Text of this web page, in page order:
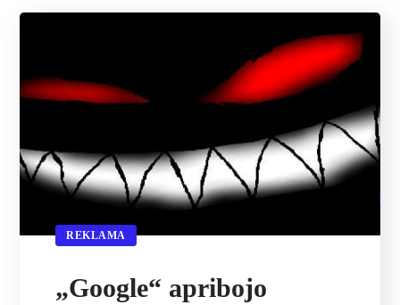
REKLAMA
„Google“ apribojo